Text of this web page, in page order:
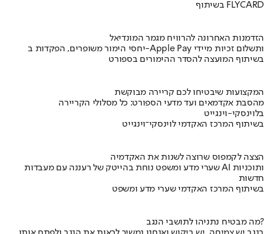
בשיתוף FLYCARD
הזדמנות האחרונה להרוויח מגמר המונדיאל
יחסי הימור משופרים, הפקדות ב-Apple Pay ותשלום זכיות מיידי
בשיתוף המועצה להסדר ההימורים בספורט
המקצועות שיבטיחו לכם קריירה מבוקשת
מהסבת אקדמאים ועד מדעי הספורט: כל מסלולי הקריירה
בלוינסקי-וינגייט
בשיתוף המרכז האקדמי לוינסקי־וינגייט
הצצה לקמפוס שרוצה לשנות את האקדמיה
שערי מדע ומשפט נוחת בהייטק של רעננה עם מעבדות AI ותוכניות
חדשות
בשיתוף המרכז האקדמי שערי מדע ומשפט
מה מבטיח נתניהו לתושבי הנגב?